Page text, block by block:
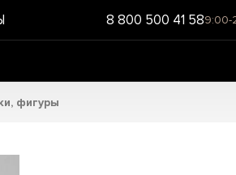
8 800 500 41 589:00-
фигуры